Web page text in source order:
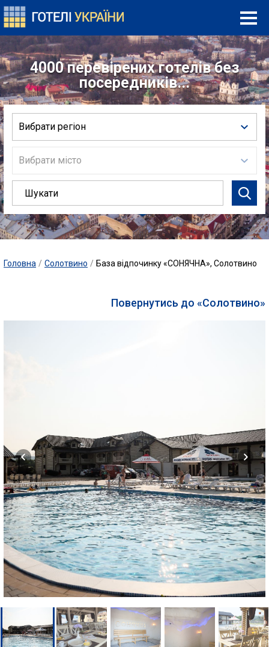
4000 перевірених готелів без
посередників...
Вибрати регіон
Вибрати місто
Головна / Солотвино / База відпочинку «СОНЯЧНА», Солотвино
Повернутись до «Солотвино»